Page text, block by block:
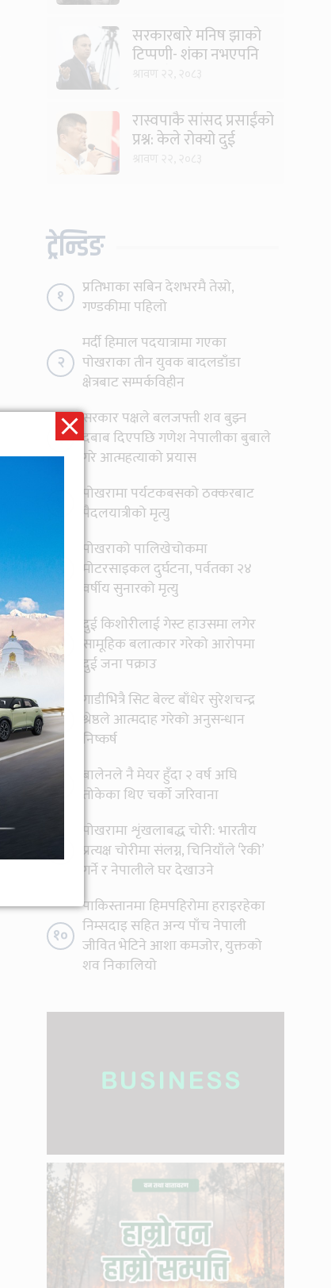
सरकारबारे मनिष झाको
टिप्पणी- शंका नभएपनि
रास्वपाकै सांसद प्रसाईंको
प्रश्न: केले रोक्यो दुई
ट्रेन्डिङ
१
प्रतिभाका सबिन देशभरमै तेस्रो,
गण्डकीमा पहिलो
२
मर्दी हिमाल पदयात्रामा गएका
पोखराका तीन युवक बादलडाँडा
क्षेत्रबाट सम्पर्कविहीन
३
सरकार पक्षले बलजफ्ती शव बुझ्न
दबाब दिएपछि गणेश नेपालीका बुबाले
गरे आत्महत्याको प्रयास
पोखरामा पर्यटकबसको ठक्करबाट
पैदलयात्रीको मृत्यु
५
पोखराको पालिखेचोकमा
मोटरसाइकल दुर्घटना, पर्वतका २४
वर्षीय सुनारको मृत्यु
६
दुई किशोरीलाई गेस्ट हाउसमा लगेर
सामूहिक बलात्कार गरेको आरोपमा
दुई जना पक्राउ
७
गाडीभित्रै सिट बेल्ट बाँधेर सुरेशचन्द्र
श्रेष्ठले आत्मदाह गरेको अनुसन्धान
निष्कर्ष
८
बालेनले नै मेयर हुँदा २ वर्ष अघि
तोकेका थिए चर्को जरिवाना
पोखरामा शृंखलाबद्ध चोरी: भारतीय
प्रत्यक्ष चोरीमा संलग्न, चिनियाँले ‘रेकी’
गर्ने र नेपालीले घर देखाउने
१०
पाकिस्तानमा हिमपहिरोमा हराइरहेका
निम्सदाइ सहित अन्य पाँच नेपाली
जीवित भेटिने आशा कमजोर, युक्तको
शव निकालियो